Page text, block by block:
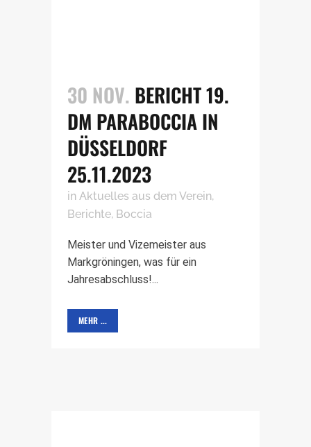
30 NOV. BERICHT 19.
DM PARABOCCIA IN
DÜSSELDORF
25.11.2023
in Aktuelles aus dem Verein,
Berichte, Boccia
Meister und Vizemeister aus
Markgröningen, was für ein
Jahresabschluss!...
MEHR ...